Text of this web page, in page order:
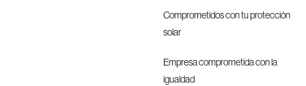
Comprometidos con tu protección
solar
Empresa comprometida con la
igualdad